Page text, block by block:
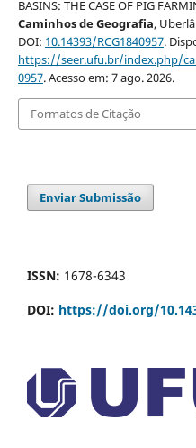
BASINS: THE CASE OF PIG
Caminhos de Geografia,
DOI: 10.14393/RCG1840957.
https://seer.ufu.br/index.php/
0957. Acesso em: 7 ago. 2026.
Formatos de Citação
Enviar Submissão
ISSN: 1678-6343
DOI: https://doi.org/